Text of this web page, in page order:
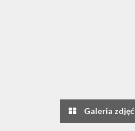
Galeria zdjęć